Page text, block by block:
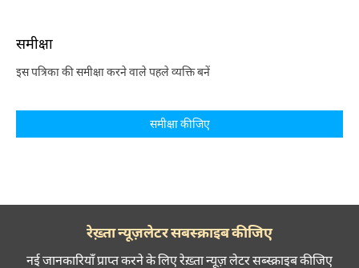
समीक्षा
इस पत्रिका की समीक्षा करने वाले पहले व्यक्ति बनें
समीक्षा कीजिए
रेख़्ता न्यूज़लेटर सबस्क्राइब कीजिए
नई जानकारियाँ प्राप्त करने के लिए रेख़्ता न्यूज़ लेटर सब्स्क्राइब कीजिए